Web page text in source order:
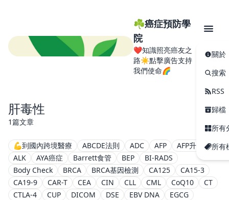
☘️癌症預防學
院
❤️知識照亮癌友之
路☀️點擊廣告支持
我們使命🌈
關於
搜索
RSS
歸檔
所有
所有
肝毒性
1篇文章
💪到國內跨境醫療 ABCDE法則 ADC AFP
AFP升高
ALK
AYA癌症 Barrett食管 BEP
BI-RADS
Body Check
BRCA BRCA基因檢測 CA125
CA15-3
CA19-9
CAR-T CEA CIN CLL CML CoQ10
CT
CTLA-4
CUP DICOM DSE EBV DNA
EGCG